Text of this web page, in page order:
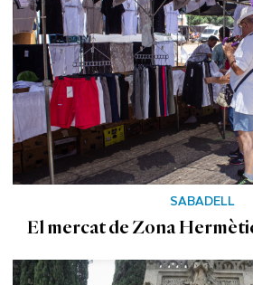
SABADELL
El mercat de Zona